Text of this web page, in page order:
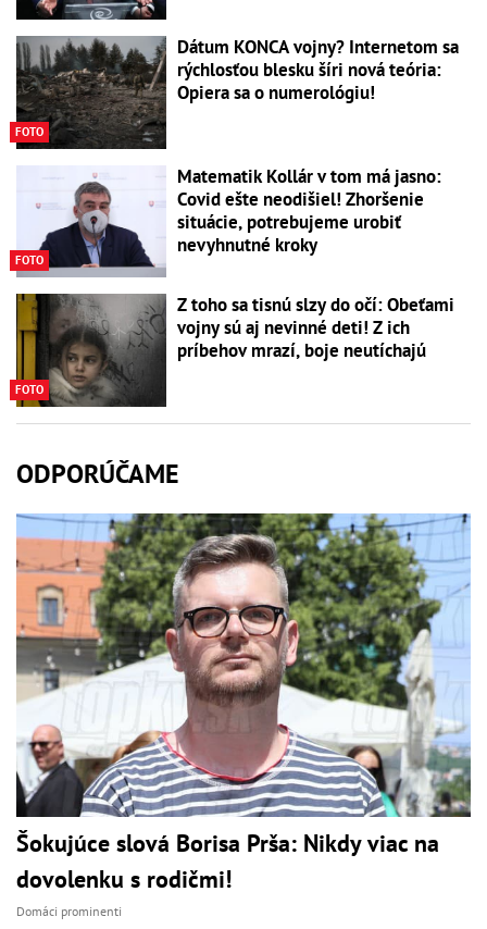
FOTO
Dátum KONCA vojny? Internetom sa
rýchlosťou blesku šíri nová teória:
Opiera sa o numerológiu!
FOTO
Matematik Kollár v tom má jasno:
Covid ešte neodišiel! Zhoršenie
situácie, potrebujeme urobiť
nevyhnutné kroky
FOTO
Z toho sa tisnú slzy do očí: Obeťami
vojny sú aj nevinné deti! Z ich
príbehov mrazí, boje neutíchajú
ODPORÚČAME
Šokujúce slová Borisa Prša: Nikdy viac na
dovolenku s rodičmi!
Domáci prominenti